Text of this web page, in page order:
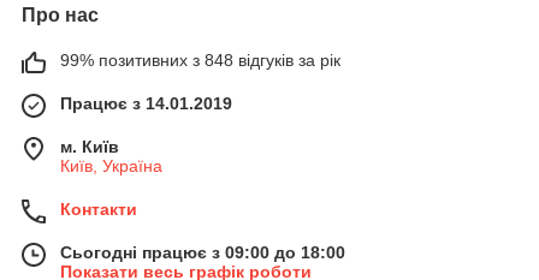
Про нас
99% позитивних з 848 відгуків за рік
Працює з 14.01.2019
м. Київ
Київ, Україна
Контакти
Сьогодні працює з 09:00 до 18:00
Показати весь графік роботи